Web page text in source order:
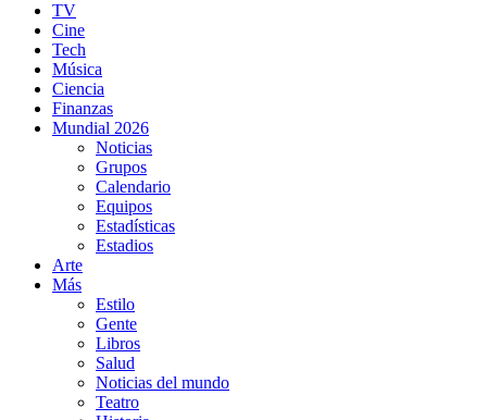
TV
Cine
Tech
Música
Ciencia
Finanzas
Mundial 2026
Noticias
Grupos
Calendario
Equipos
Estadísticas
Estadios
Arte
Más
Estilo
Gente
Libros
Salud
Noticias del mundo
Teatro